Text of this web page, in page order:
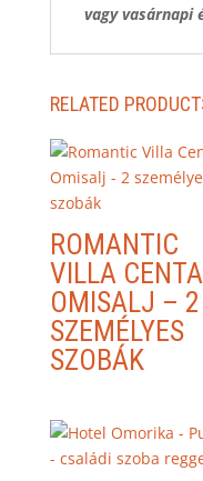
vagy vasárnapi
RELATED
ROMANTIC
VILLA
OMISALJ – 2
SZEMÉLYES
SZOBÁK